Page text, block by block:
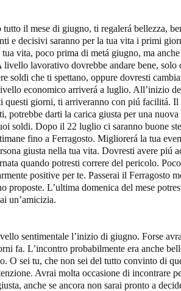
tutto il mese di giugno, ti regalerá bellezza,
e decisivi saranno per la tua vita i primi
vita, poco prima di metá giugno, ma
livello lavorativo dovrebbe andare bene,
soldi che ti spettano, oppure dovresti
economico arriverá a luglio. All’inizio
questi giorni, ti arriveranno con piú facilitá.
potrebbe darti la carica giusta per una
soldi. Dopo il 22 luglio ci saranno buone
fino a Ferragosto. Migliorerá la tua
giusta nella tua vita. Dovresti avere piú
quando potresti correre del pericolo.
positive per te. Passerai il Ferragosto
proposte. L’ultima domenica del mese
un’amicizia.
sentimentale l’inizio di giugno. Forse
fa. L’incontro probabilmente era anche
O sei tu, che non sei del tutto convinto di
Avrai molta occasione di incontrare
anche se ancora non sarai pronto a